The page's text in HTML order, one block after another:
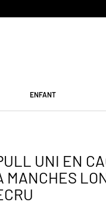
ENFANT
UNI EN
MANCHES